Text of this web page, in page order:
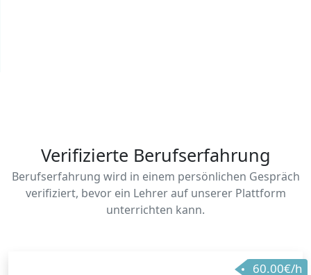
Verifizierte Berufserfahrung
Berufserfahrung wird in einem persönlichen Gespräch
verifiziert, bevor ein Lehrer auf unserer Plattform
unterrichten kann.
60.00€/h